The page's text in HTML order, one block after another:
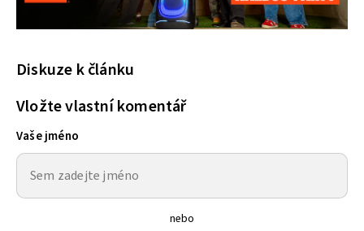
Diskuze k článku
Vložte vlastní komentář
Vaše jméno
nebo